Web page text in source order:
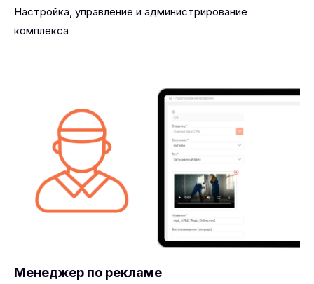
Настройка, управление и администрирование
комплекса
Менеджер по рекламе